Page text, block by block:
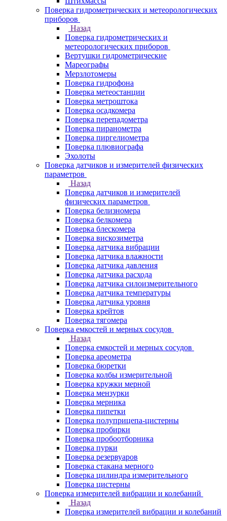
Поверка гидрометрических и метеорологических
приборов
Назад
Поверка гидрометрических и
метеорологических приборов
Вертушки гидрометрические
Мареографы
Мерзлотомеры
Поверка гидрофона
Поверка метеостанции
Поверка метроштока
Поверка осадкомера
Поверка перепадометра
Поверка пиранометра
Поверка пиргелиометра
Поверка плювиографа
Эхолоты
Поверка датчиков и измерителей физических
параметров
Назад
Поверка датчиков и измерителей
физических параметров
Поверка белизномера
Поверка белкомера
Поверка блескомера
Поверка вискозиметра
Поверка датчика вибрации
Поверка датчика влажности
Поверка датчика давления
Поверка датчика расхода
Поверка датчика силоизмерительного
Поверка датчика температуры
Поверка датчика уровня
Поверка крейтов
Поверка тягомера
Поверка емкостей и мерных сосудов
Назад
Поверка емкостей и мерных сосудов
Поверка ареометра
Поверка бюретки
Поверка колбы измерительной
Поверка кружки мерной
Поверка мензурки
Поверка мерника
Поверка пипетки
Поверка полуприцепа-цистерны
Поверка пробирки
Поверка пробоотборника
Поверка пурки
Поверка резервуаров
Поверка стакана мерного
Поверка цилиндра измерительного
Поверка цистерны
Поверка измерителей вибрации и колебаний
Назад
Поверка измерителей вибрации и колебаний